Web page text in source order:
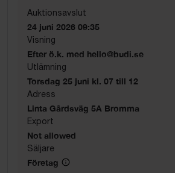
Auktionsavslut
24 juni 2026 09:35
Visning
Efter ö.k. med hello@budi.se
Utlämning
Torsdag 25 juni kl. 07 till 12
Adress
Linta Gårdsväg 5A Bromma
Export
Not allowed
Säljare
Företag